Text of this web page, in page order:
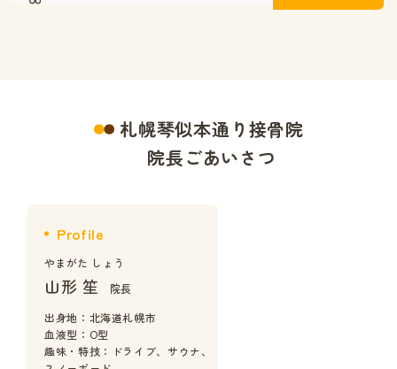
Profile
やまがた しょう
山形 笙
院長
出身地：北海道札幌市
血液型：O型
趣味・特技：ドライブ、サウナ、
札幌琴似本通り接骨院
院長ごあいさつ